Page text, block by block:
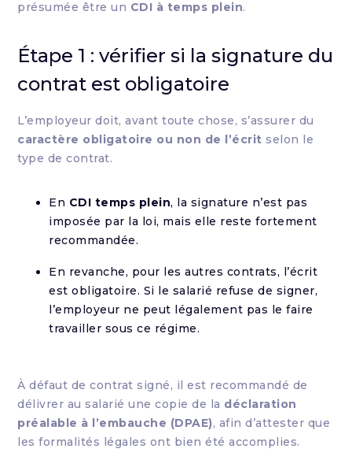
présumée être un CDI à temps plein.
Étape 1 : vérifier si la signature du
contrat est obligatoire
L’employeur doit, avant toute chose, s’assurer du
caractère obligatoire ou non de l’écrit selon le
type de contrat.
En CDI temps plein, la signature n’est pas
imposée par la loi, mais elle reste fortement
recommandée.
En revanche, pour les autres contrats, l’écrit
est obligatoire. Si le salarié refuse de signer,
l’employeur ne peut légalement pas le faire
travailler sous ce régime.
À défaut de contrat signé, il est recommandé de
délivrer au salarié une copie de la déclaration
préalable à l’embauche (DPAE), afin d’attester que
les formalités légales ont bien été accomplies.